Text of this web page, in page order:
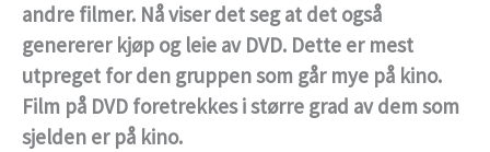
andre filmer. Nå viser det seg at det også
genererer kjøp og leie av DVD. Dette er mest
utpreget for den gruppen som går mye på kino.
Film på DVD foretrekkes i større grad av dem som
sjelden er på kino.